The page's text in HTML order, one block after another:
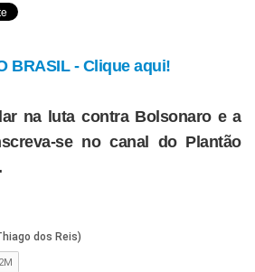
BRASIL - Clique aqui!
na luta contra Bolsonaro e a
se no canal do Plantão